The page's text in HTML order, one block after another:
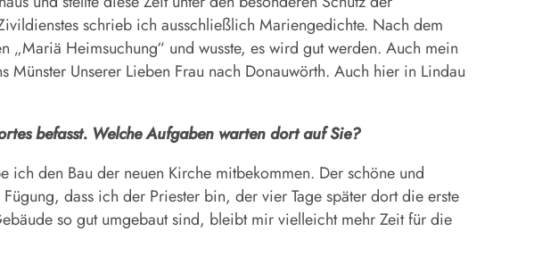
schrieb ich ausschließlich Mariengedichte. Nach dem
Heimsuchung“ und wusste, es wird gut werden. Auch mein
Münster Unserer Lieben Frau nach Donauwörth. Auch hier in Lindau
befasst. Welche Aufgaben warten dort auf Sie?
ich den Bau der neuen Kirche mitbekommen. Der schöne und
dass ich der Priester bin, der vier Tage später dort die erste
so gut umgebaut sind, bleibt mir vielleicht mehr Zeit für die